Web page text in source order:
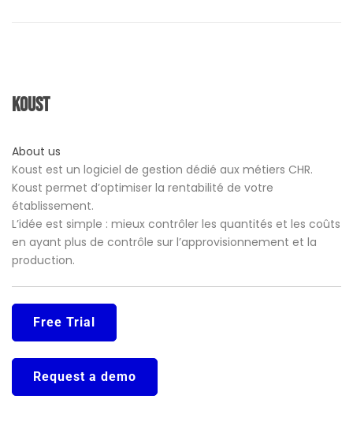
Koust
About us
Koust est un logiciel de gestion dédié aux métiers CHR.
Koust permet d’optimiser la rentabilité de votre
établissement.
L’idée est simple : mieux contrôler les quantités et les coûts
en ayant plus de contrôle sur l’approvisionnement et la
production.
Free Trial
Request a demo